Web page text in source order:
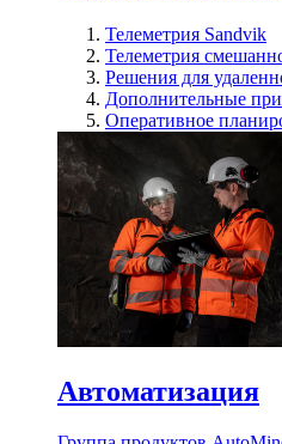
Телеметрия Sandvik
Телеметрия
Решения для
Дополнительные
Оперативное
Автоматизация